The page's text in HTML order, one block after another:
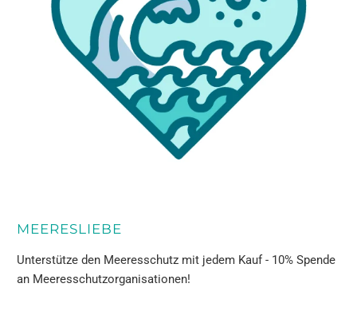
MEERESLIEBE
Unterstütze den Meeresschutz mit jedem Kauf - 10% Spende
an Meeresschutzorganisationen!